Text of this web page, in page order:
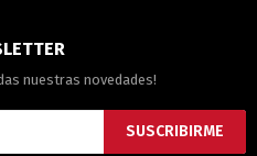
nuestras novedades!
SUSCRIBIRME